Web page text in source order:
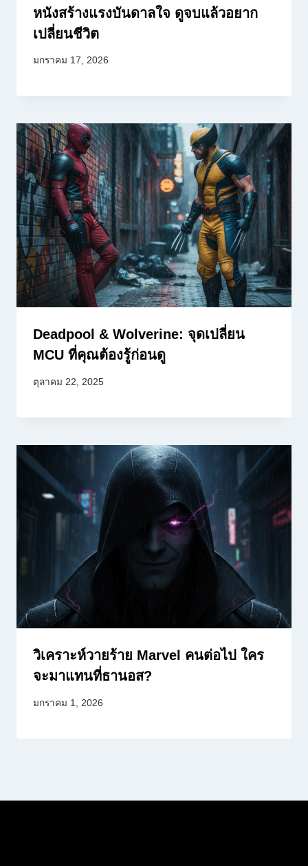
หนังสร้างแรงบันดาลใจ ดูจบแล้วอยาก
เปลี่ยนชีวิต
มกราคม 17, 2026
Deadpool & Wolverine: จุดเปลี่ยน
MCU ที่คุณต้องรู้ก่อนดู
ตุลาคม 22, 2025
วิเคราะห์วายร้าย Marvel คนต่อไป ใคร
จะมาแทนที่ธานอส?
มกราคม 1, 2026